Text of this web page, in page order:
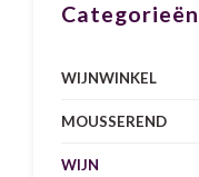
Categorieën
WIJNWINKEL
MOUSSEREND
WIJN